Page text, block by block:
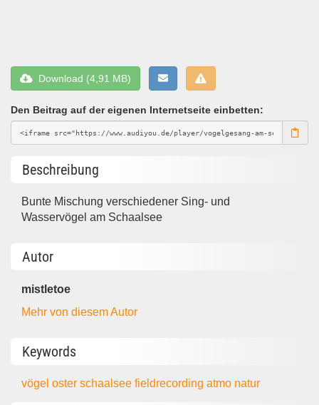
Download (4,91 MB)
Den Beitrag auf der eigenen Internetseite einbetten:
Beschreibung
Bunte Mischung verschiedener Sing- und
Wasservögel am Schaalsee
Autor
mistletoe
Mehr von diesem Autor
Keywords
vögelosterschaalseefieldrecordingatmo natur